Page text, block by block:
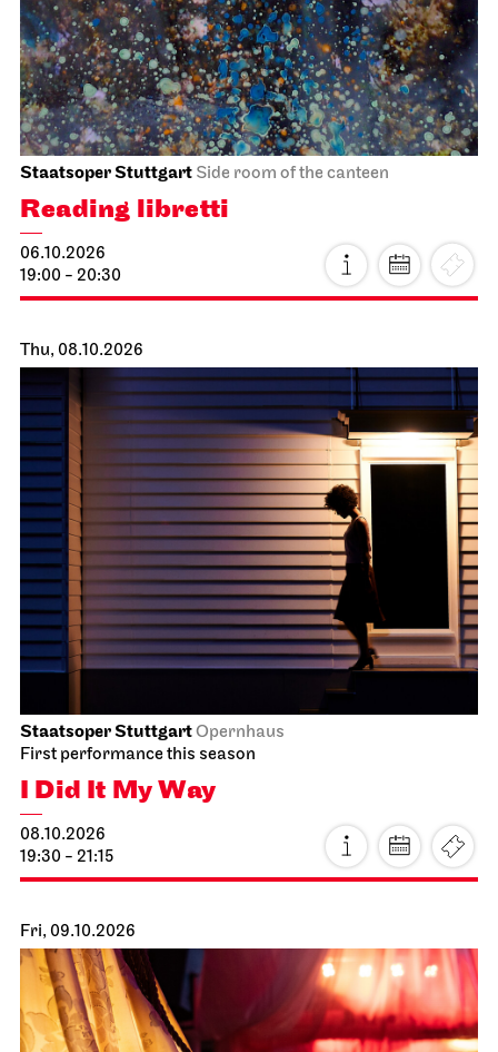
Staatsoper Stuttgart Side room of the canteen
Reading libretti
06.10.2026
19:00 - 20:30
Thu, 08.10.2026
Staatsoper StuttgartOpernhaus
First performance this season
I Did It My Way
08.10.2026
19:30 - 21:15
Fri, 09.10.2026